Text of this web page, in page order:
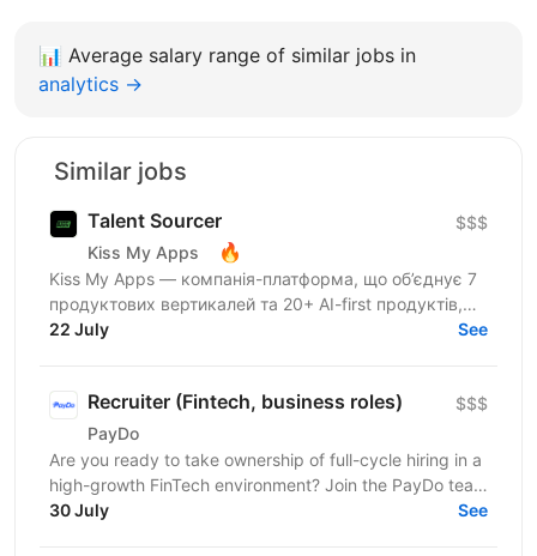
📊 Average salary range of similar jobs in
analytics →
Similar jobs
Talent Sourcer
Kiss My Apps 🔥
$$$
Kiss My Apps — компанія-платформа, що об’єднує 7
продуктових вертикалей та 20+ AI-first продуктів,
120+ мільйонів користувачів, власну екосистему...
22 July See
Recruiter (Fintech, business roles)
PayDo
$$$
Are you ready to take ownership of full-cycle hiring in a
high-growth FinTech environment? Join the PayDo team
— a tight-knit, ambitious crew where...
30 July See